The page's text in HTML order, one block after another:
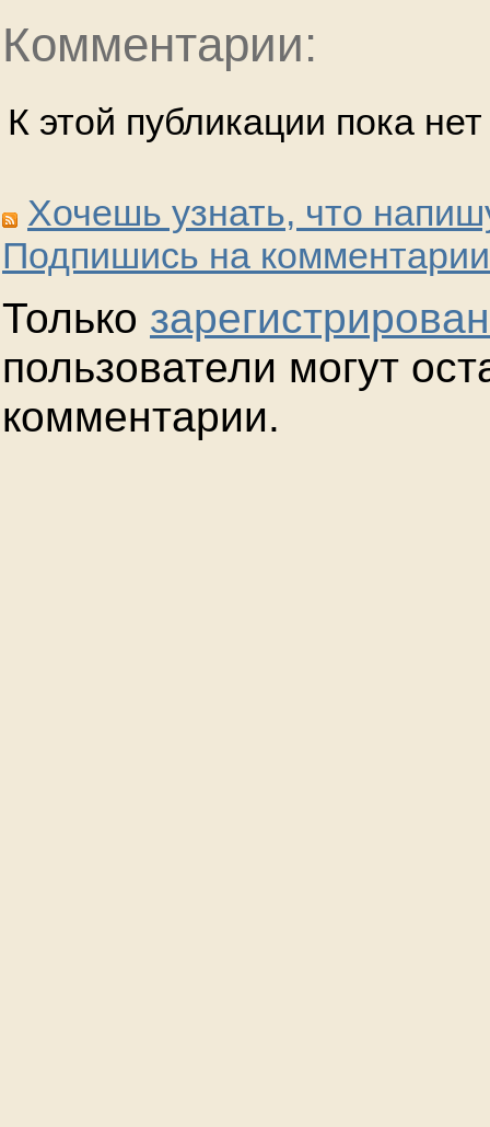
Комментарии:
К этой публикации пока
Хочешь узнать, что
Подпишись на
Только
пользователи могут
комментарии.